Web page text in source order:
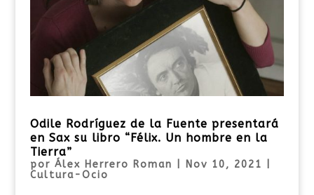
Odile Rodríguez de la Fuente presentará
en Sax su libro “Félix. Un hombre en la
Tierra”
por Álex Herrero Roman Nov 10, 2021
Cultura-Ocio